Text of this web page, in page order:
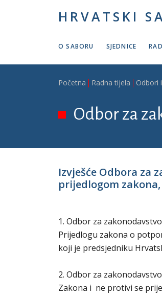
HRVATSKI
O SABORU SJEDNICE
Breadcrumb
Početna Radna tijela Odbori
Odbor za
Izvješće Odbora za
prijedlogom zakona,
1. Odbor za
Prijedlogu zakona o
koji je predsjedniku
2. Odbor za
Zakona i ne protivi se